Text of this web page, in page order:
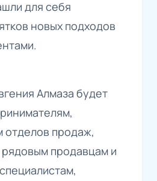
для себя
новых подходов
Алмаза будет
отделов продаж,
продавцам и